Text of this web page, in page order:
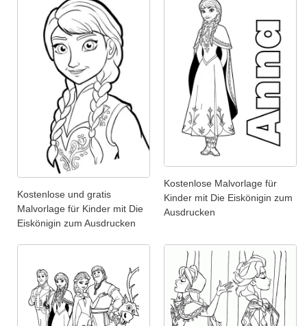
Kostenlose und gratis
Malvorlage für Kinder mit Die
Eiskönigin zum Ausdrucken
Kostenlose Malvorlage für
Kinder mit Die Eiskönigin zum
Ausdrucken